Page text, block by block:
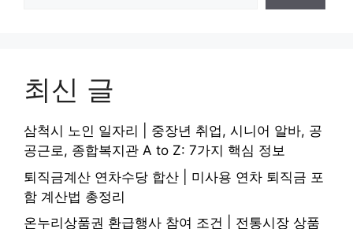
최신 글
삼척시 노인 일자리 | 중장년 취업, 시니어 알바, 공
공근로, 종합복지관 A to Z: 7가지 핵심 정보
퇴직금계산 연차수당 합산 | 미사용 연차 퇴직금 포
함 계산법 총정리
온누리상품권 환급행사 참여 조건 | 전통시장 상품